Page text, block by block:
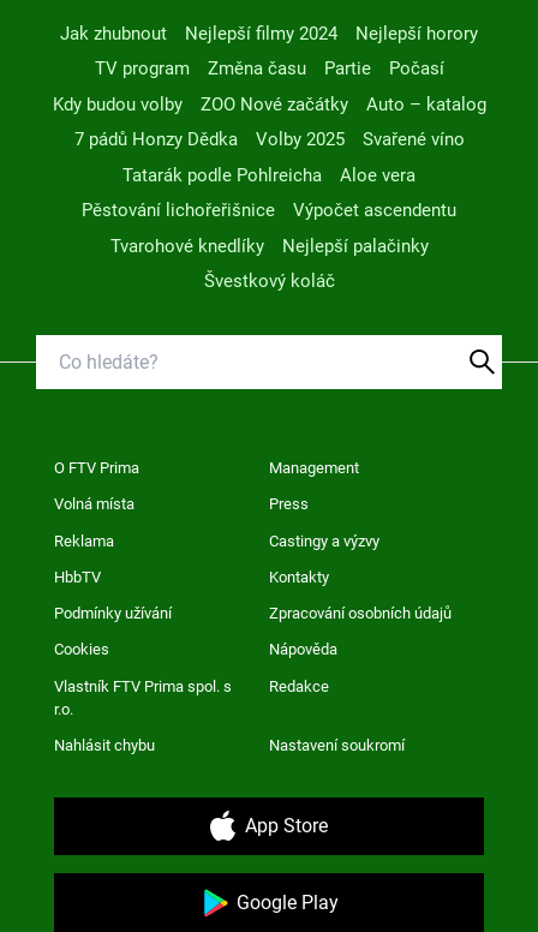
Jak zhubnout Nejlepší filmy 2024
Nejlepší horory
TV program
Změna času Partie
Počasí
Kdy budou volby
ZOO Nové začátky
Auto – katalog
7 pádů Honzy Dědka
Volby 2025
Svařené víno
Tatarák podle Pohlreicha
Aloe vera
Pěstování lichořeřišnice
Výpočet ascendentu
Tvarohové knedlíky
Nejlepší palačinky
Švestkový koláč
O FTV Prima Management
Volná místa Press
Reklama Castingy a výzvy
HbbTV Kontakty
Podmínky užívání Zpracování osobních údajů
Cookies Nápověda
Vlastník FTV Prima spol. s
r.o.
Redakce
Nahlásit chybu Nastavení soukromí
App Store
Google Play